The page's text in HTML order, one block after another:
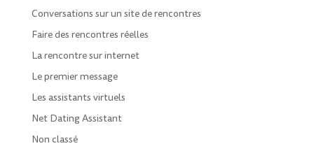
Conversations sur un site de rencontres
Faire des rencontres réelles
La rencontre sur internet
Le premier message
Les assistants virtuels
Net Dating Assistant
Non classé